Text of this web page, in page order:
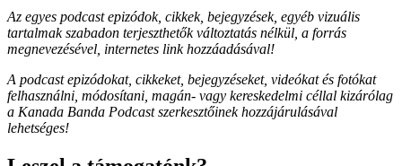
Az egyes podcast epizódok, cikkek, bejegyzések, egyéb vizuális
tartalmak szabadon terjeszthetők változtatás nélkül, a forrás
megnevezésével, internetes link hozzáadásával!
A podcast epizódokat, cikkeket, bejegyzéseket, videókat és fotókat
felhasználni, módosítani, magán- vagy kereskedelmi céllal kizárólag
a Kanada Banda Podcast szerkesztőinek hozzájárulásával
lehetséges!